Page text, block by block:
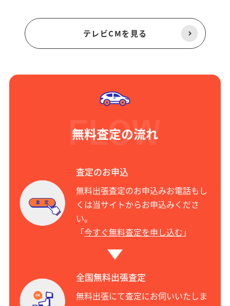
テレビCMを見る
無料査定の流れ
査定のお申込
無料出張査定のお申込みお電話もし
くは当サイトからお申込みくださ
い。
「今すぐ無料査定を申し込む 」
全国無料出張査定
無料出張にて査定にお伺いいたしま